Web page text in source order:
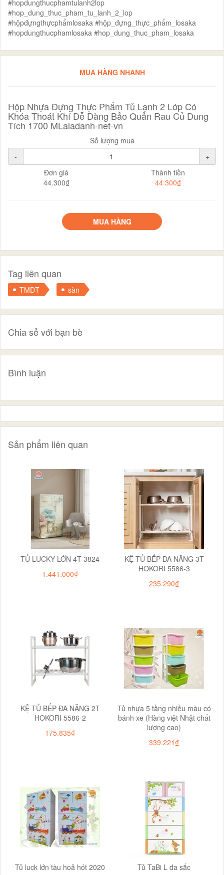
#hopdungthucphamtulanh2lop
#hop_dung_thuc_pham_tu_lanh_2_lop
#hộpđựngthựcphẩmlosaka #hộp_đựng_thực_phẩm_losaka
#hopdungthucphamlosaka #hop_dung_thuc_pham_losaka
MUA HÀNG NHANH
Hộp Nhựa Đựng Thực Phẩm Tủ Lạnh 2 Lớp Có
Khóa Thoát Khí Dễ Dàng Bảo Quản Rau Củ Dung
Tích 1700 MLaladanh-net-vn
Số lượng mua
-
+
Đơn giá
44.300₫
Thành tiền
44.300₫
MUA HÀNG
Tag liên quan
TMĐT sàn
Chia sẻ với bạn bè
Bình luận
Sản phẩm liên quan
TỦ LUCKY LỚN 4T 3824
1.441.000₫
KỆ TỦ BẾP ĐA NĂNG 3T
HOKORI 5586-3
235.290₫
KỆ TỦ BẾP ĐA NĂNG 2T
HOKORI 5586-2
175.835₫
Tủ nhựa 5 tầng nhiều màu có
bánh xe (Hàng việt Nhật chất
lượng cao)
339.221₫
Tủ luck lớn tàu hoả hót 2020
Tủ TaBi L đa sắc